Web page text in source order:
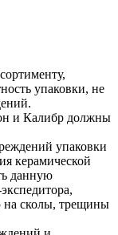
упаковки, не
и Калибр должны
упаковки
керамической
данную
на сколы, трещины